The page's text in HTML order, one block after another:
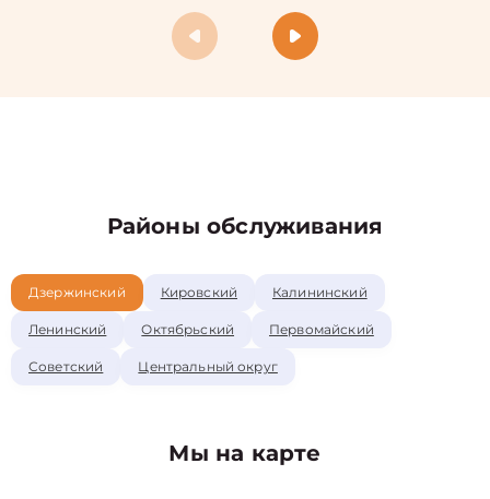
Районы обслуживания
Дзержинский Кировский Калининский
Ленинский Октябрьский Первомайский
Советский Центральный округ
Мы на карте